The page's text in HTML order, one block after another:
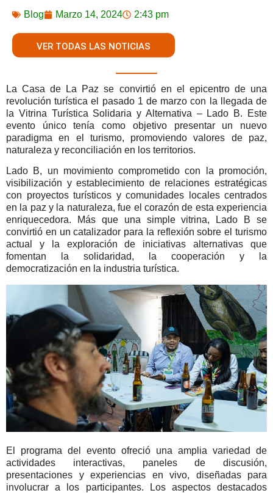
Blog Marzo 14, 2024 2:43 pm
VER TODAS LAS NOTICIAS
La Casa de La Paz se convirtió en el epicentro de una
revolución turística el pasado 1 de marzo con la llegada de
la Vitrina Turística Solidaria y Alternativa – Lado B. Este
evento único tenía como objetivo presentar un nuevo
paradigma en el turismo, promoviendo valores de paz,
naturaleza y reconciliación en los territorios.
Lado B, un movimiento comprometido con la promoción,
visibilización y establecimiento de relaciones estratégicas
con proyectos turísticos y comunidades locales centrados
en la paz y la naturaleza, fue el corazón de esta experiencia
enriquecedora. Más que una simple vitrina, Lado B se
convirtió en un catalizador para la reflexión sobre el turismo
actual y la exploración de iniciativas alternativas que
fomentan la solidaridad, la cooperación y la
democratización en la industria turística.
El programa del evento ofreció una amplia variedad de
actividades interactivas, paneles de discusión,
presentaciones y experiencias en vivo, diseñadas para
involucrar a los participantes. Los aspectos destacados